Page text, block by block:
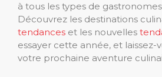
à tous les types de
Découvrez les destinations
tendances et les nouvelles
essayer cette année, et laissez-
votre prochaine aventure